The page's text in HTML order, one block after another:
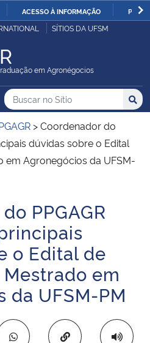
IR
ACESSO À INFORMAÇÃO
Abastecimento
SÍTIOS DA UFSM
em Agronégocios
do Sítio
Busca
Buscar no no Sítio
Busca:
>Coordenador do
dúvidas sobre o Edital
em Agronegócios da UFSM-
PPGAGR
o Edital de
em
da UFSM-PM
Copiar para área